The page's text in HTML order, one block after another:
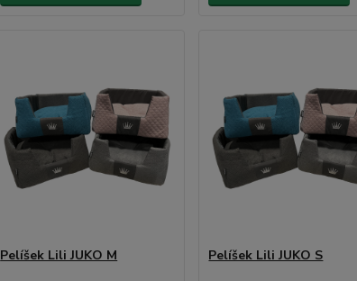
Pelíšek Lili JUKO M Pelíšek Lili JUKO S